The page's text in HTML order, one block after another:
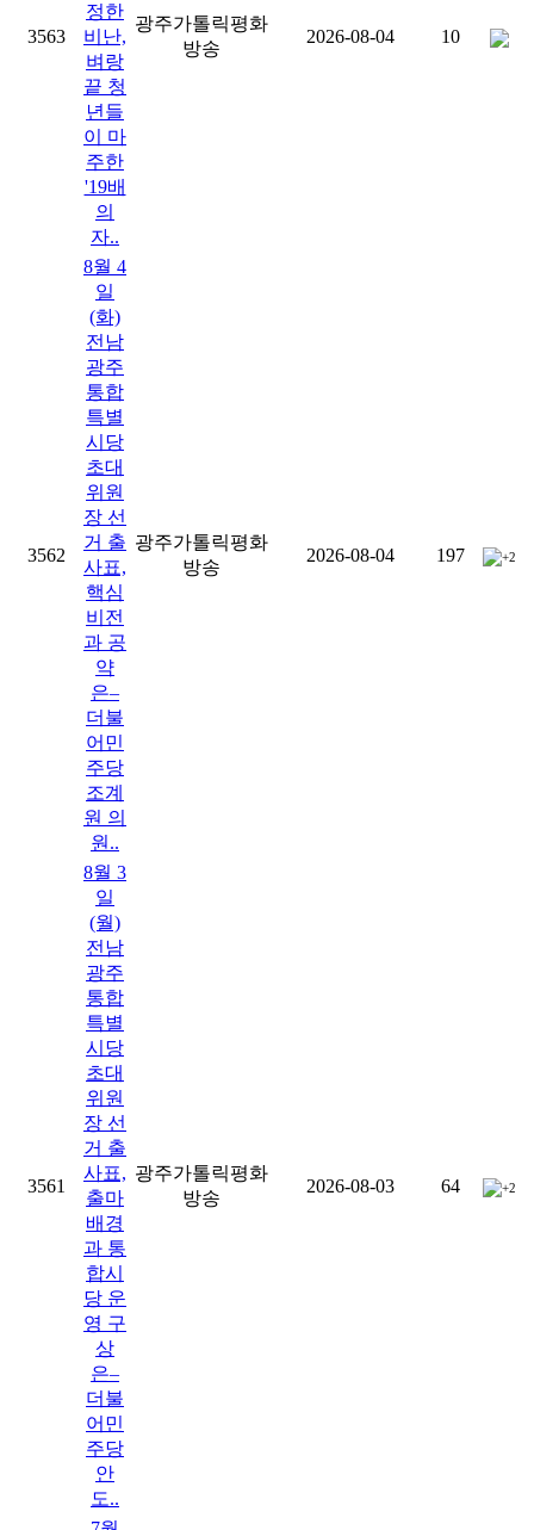
3563
정한
비난,
벼랑
끝 청
년들
이 마
주한
'19배
의
자..
광주가톨릭평화
방송
2026-08-04 10
3562
8월 4
일
(화)
전남
광주
통합
특별
시당
초대
위원
장 선
거 출
사표,
핵심
비전
과 공
약
은–
더불
어민
주당
조계
원 의
원..
광주가톨릭평화
방송
2026-08-04 197 +2
3561
8월 3
일
(월)
전남
광주
통합
특별
시당
초대
위원
장 선
거 출
사표,
출마
배경
과 통
합시
당 운
영 구
상
은–
더불
어민
주당
안
도..
광주가톨릭평화
방송
2026-08-03 64 +2